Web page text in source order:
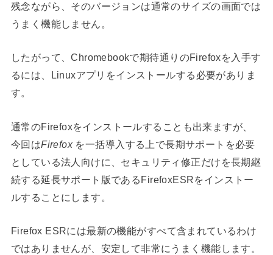
残念ながら、そのバージョンは通常のサイズの画面では
うまく機能しません。
したがって、Chromebookで期待通りのFirefoxを入手す
るには、Linuxアプリをインストールする必要がありま
す。
通常のFirefoxをインストールすることも出来ますが、
今回はFirefoxを一括導入する上で長期サポートを必要
としている法人向けに、セキュリティ修正だけを長期継
続する延長サポート版であるFirefoxESRをインストー
ルすることにします。
Firefox ESRには最新の機能がすべて含まれているわけ
ではありませんが、安定して非常にうまく機能します。